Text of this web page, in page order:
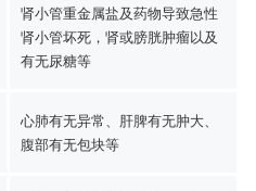
肾小管重金属盐及药物导致急性
肾小管坏死，肾或膀胱肿瘤以及
有无尿糖等
心肺有无异常、肝脾有无肿大、
腹部有无包块等